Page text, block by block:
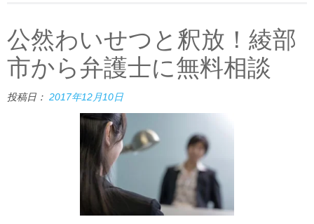
公然わいせつと釈放！綾部
市から弁護士に無料相談
投稿日： 2017年12月10日